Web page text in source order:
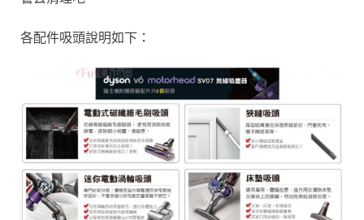
各配件吸頭說明如下：